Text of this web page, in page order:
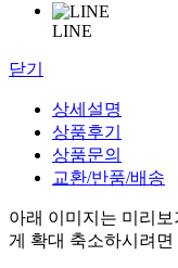
LINE
닫기
상세설명
상품후기
상품문의
교환/반품/배송
아래 이미지는 미리
게 확대 축소하시려